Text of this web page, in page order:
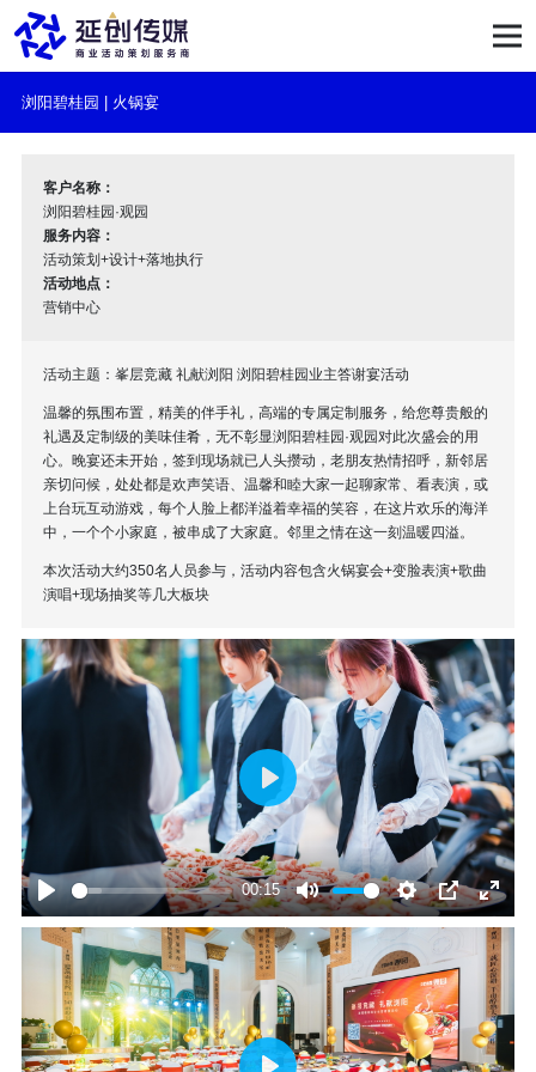
浏阳碧桂园 | 火锅宴
客户名称：
浏阳碧桂园·观园
服务内容：
活动策划+设计+落地执行
活动地点：
营销中心
活动主题：峯层竞藏 礼献浏阳 浏阳碧桂园业主答谢宴活动
温馨的氛围布置，精美的伴手礼，高端的专属定制服务，给您尊贵般的
礼遇及定制级的美味佳肴，无不彰显浏阳碧桂园·观园对此次盛会的用
心。晚宴还未开始，签到现场就已人头攒动，老朋友热情招呼，新邻居
亲切问候，处处都是欢声笑语、温馨和睦大家一起聊家常、看表演，或
上台玩互动游戏，每个人脸上都洋溢着幸福的笑容，在这片欢乐的海洋
中，一个个小家庭，被串成了大家庭。邻里之情在这一刻温暖四溢。
本次活动大约350名人员参与，活动内容包含火锅宴会+变脸表演+歌曲
演唱+现场抽奖等几大板块
Play
00:15
Mute SettingsPIP
Enter
Play